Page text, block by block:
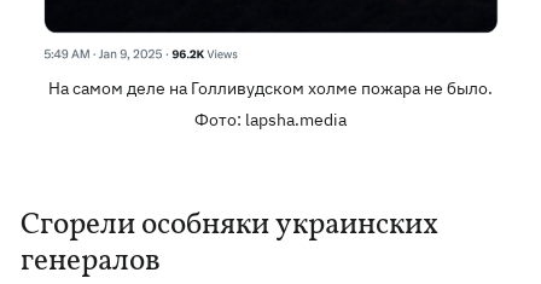
На самом деле на Голливудском холме пожара не было.
Фото: lapsha.media
Сгорели особняки украинских
генералов